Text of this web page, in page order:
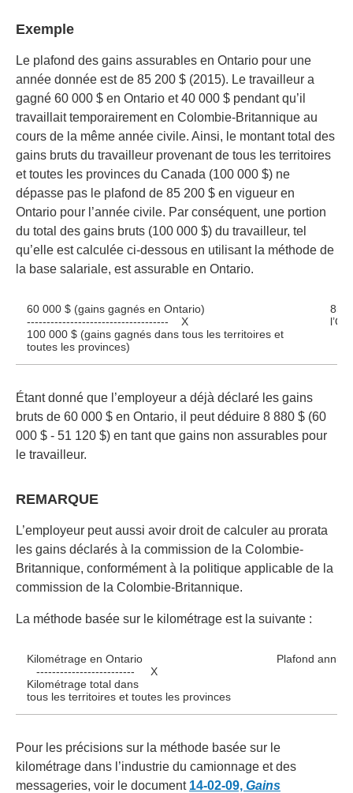
Exemple
Le plafond des gains assurables en Ontario pour une
année donnée est de 85 200 $ (2015). Le travailleur a
gagné 60 000 $ en Ontario et 40 000 $ pendant qu’il
travaillait temporairement en Colombie-Britannique au
cours de la même année civile. Ainsi, le montant total des
gains bruts du travailleur provenant de tous les territoires
et toutes les provinces du Canada (100 000 $) ne
dépasse pas le plafond de 85 200 $ en vigueur en
Ontario pour l’année civile. Par conséquent, une portion
du total des gains bruts (100 000 $) du travailleur, tel
qu’elle est calculée ci-dessous en utilisant la méthode de
la base salariale, est assurable en Ontario.
60 000 $ (gains gagnés en Ontario)
------------------------------------ X
100 000 $ (gains gagnés dans tous les territoires et
toutes les provinces)
85
Étant donné que l’employeur a déjà déclaré les gains
bruts de 60 000 $ en Ontario, il peut déduire 8 880 $ (60
000 $ - 51 120 $) en tant que gains non assurables pour
le travailleur.
REMARQUE
L’employeur peut aussi avoir droit de calculer au prorata
les gains déclarés à la commission de la Colombie-
Britannique, conformément à la politique applicable de la
commission de la Colombie-Britannique.
La méthode basée sur le kilométrage est la suivante :
Kilométrage en Ontario
------------------------- X
Kilométrage total dans
tous les territoires et toutes les provinces
Plafond
Pour les précisions sur la méthode basée sur le
kilométrage dans l’industrie du camionnage et des
messageries, voir le document 14-02-09, Gains